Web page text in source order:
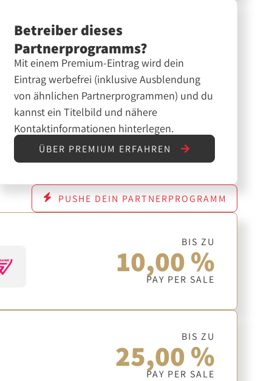
Betreiber dieses
Partnerprogramms?
Mit einem Premium-Eintrag wird dein
Eintrag werbefrei (inklusive Ausblendung
von ähnlichen Partnerprogrammen) und du
kannst ein Titelbild und nähere
Kontaktinformationen hinterlegen.
ÜBER PREMIUM ERFAHREN
PUSHE DEIN PARTNERPROGRAMM
BIS ZU
10,00 %
PAY PER SALE
BIS ZU
25,00 %
PAY PER SALE